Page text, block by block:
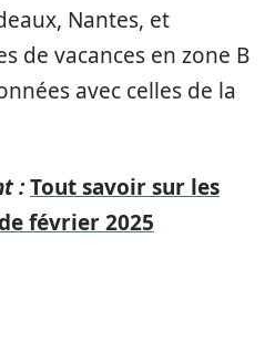
Nantes, et
de vacances en zone B
avec celles de la
:Tout savoir sur les
février 2025